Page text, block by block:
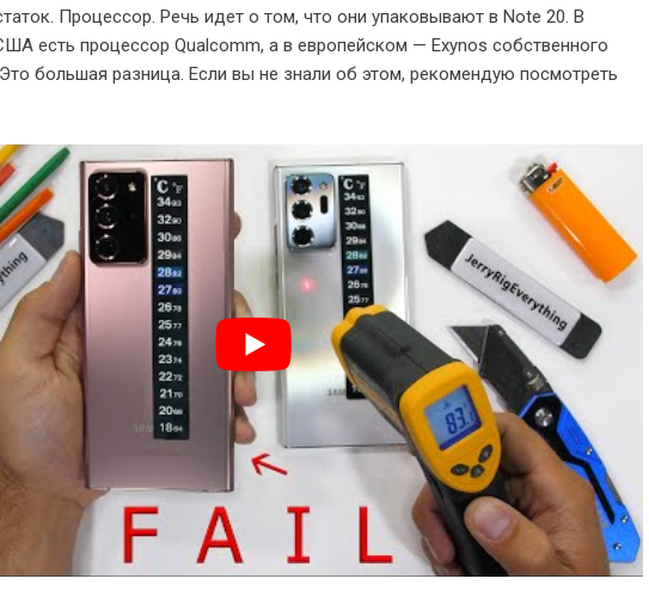
Процессор. Речь идет о том, что они упаковывают в Note 20. В
есть процессор Qualcomm, а в европейском — Exynos собственного
большая разница. Если вы не знали об этом, рекомендую посмотреть